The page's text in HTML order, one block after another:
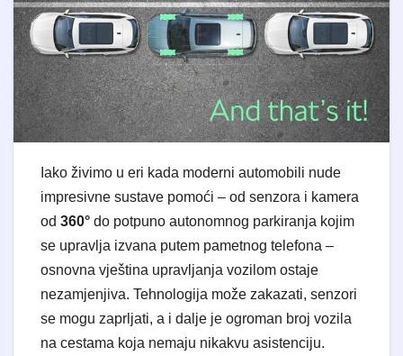
Iako živimo u eri kada moderni automobili nude
impresivne sustave pomoći – od senzora i kamera
od 360° do potpuno autonomnog parkiranja kojim
se upravlja izvana putem pametnog telefona –
osnovna vještina upravljanja vozilom ostaje
nezamjenjiva. Tehnologija može zakazati, senzori
se mogu zaprljati, a i dalje je ogroman broj vozila
na cestama koja nemaju nikakvu asistenciju.